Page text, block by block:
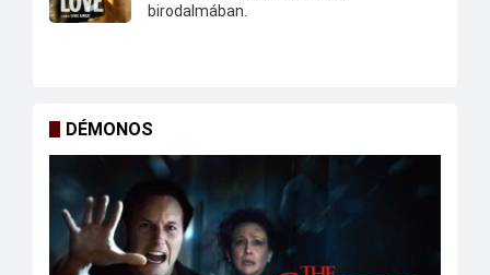
birodalmában.
DÉMONOS